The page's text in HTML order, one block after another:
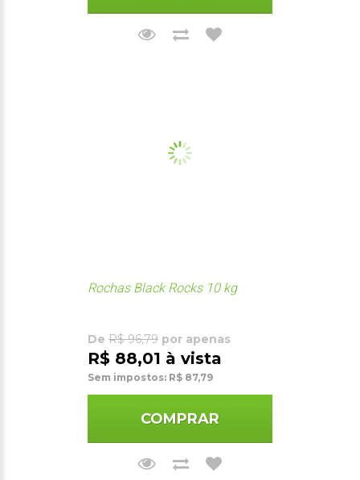
Rochas Black Rocks 10 kg
De R$ 96,79 por apenas
R$ 88,01 à vista
Sem impostos: R$ 87,79
COMPRAR